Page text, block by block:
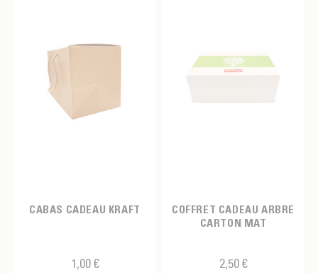
CABAS CADEAU KRAFT
1,00 €
COFFRET CADEAU ARBRE
CARTON MAT
2,50 €